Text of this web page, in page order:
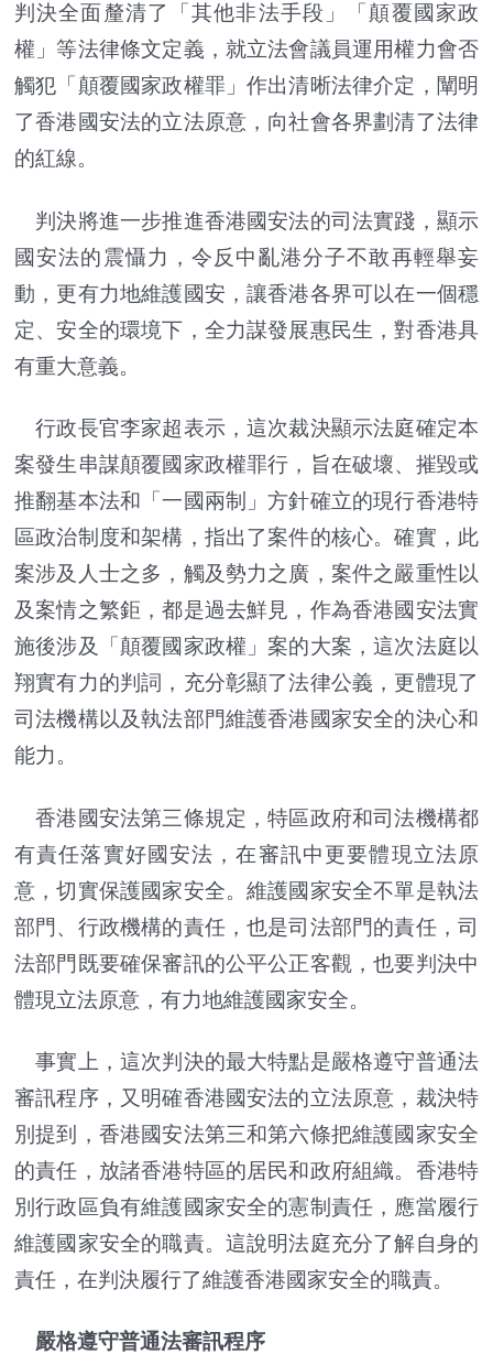
判決全面釐清了「其他非法手段」「顛覆國家政
權」等法律條文定義，就立法會議員運用權力會否
觸犯「顛覆國家政權罪」作出清晰法律介定，闡明
了香港國安法的立法原意，向社會各界劃清了法律
的紅線。
判決將進一步推進香港國安法的司法實踐，顯示
國安法的震懾力，令反中亂港分子不敢再輕舉妄
動，更有力地維護國安，讓香港各界可以在一個穩
定、安全的環境下，全力謀發展惠民生，對香港具
有重大意義。
行政長官李家超表示，這次裁決顯示法庭確定本
案發生串謀顛覆國家政權罪行，旨在破壞、摧毀或
推翻基本法和「一國兩制」方針確立的現行香港特
區政治制度和架構，指出了案件的核心。確實，此
案涉及人士之多，觸及勢力之廣，案件之嚴重性以
及案情之繁鉅，都是過去鮮見，作為香港國安法實
施後涉及「顛覆國家政權」案的大案，這次法庭以
翔實有力的判詞，充分彰顯了法律公義，更體現了
司法機構以及執法部門維護香港國家安全的決心和
能力。
香港國安法第三條規定，特區政府和司法機構都
有責任落實好國安法，在審訊中更要體現立法原
意，切實保護國家安全。維護國家安全不單是執法
部門、行政機構的責任，也是司法部門的責任，司
法部門既要確保審訊的公平公正客觀，也要判決中
體現立法原意，有力地維護國家安全。
事實上，這次判決的最大特點是嚴格遵守普通法
審訊程序，又明確香港國安法的立法原意，裁決特
別提到，香港國安法第三和第六條把維護國家安全
的責任，放諸香港特區的居民和政府組織。香港特
別行政區負有維護國家安全的憲制責任，應當履行
維護國家安全的職責。這說明法庭充分了解自身的
責任，在判決履行了維護香港國家安全的職責。
嚴格遵守普通法審訊程序